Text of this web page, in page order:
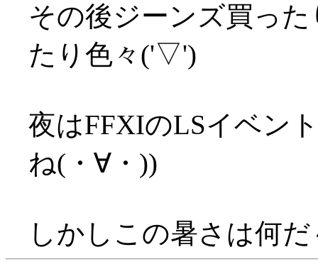
その後ジーンズ買っ
たり色々('▽')
夜はFFXIのLSイベン
ね(・∀・))
しかしこの暑さは何